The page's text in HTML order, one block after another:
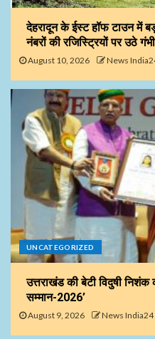
देहरादून के ईस्ट हॉफ टाउन में
नंबरों की रजिस्ट्रियों पर उठे
August 10, 2026 News
UNCATEGORIZED
उत्तराखंड की बेटी विदुषी निशंक
सम्मान-2026’
August 9, 2026 News India24